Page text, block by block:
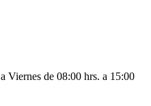
Viernes de 08:00 hrs. a 15:00